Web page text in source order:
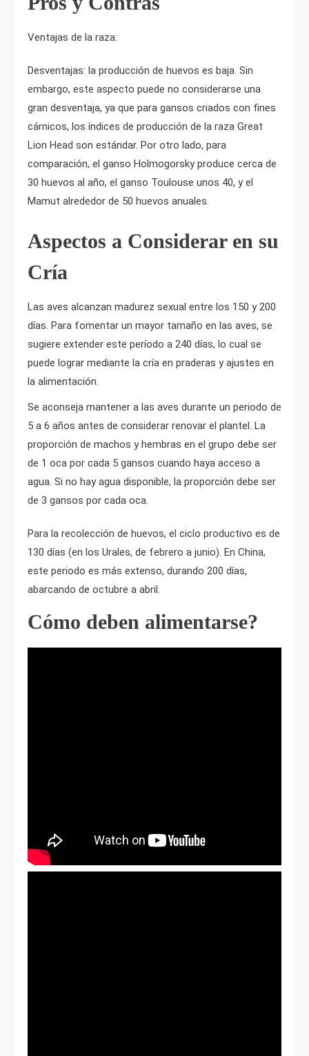
Ventajas de la raza:
Desventajas: la producción de huevos es baja. Sin
embargo, este aspecto puede no considerarse una
gran desventaja, ya que para gansos criados con fines
cárnicos, los índices de producción de la raza Great
Lion Head son estándar. Por otro lado, para
comparación, el ganso Holmogorsky produce cerca de
30 huevos al año, el ganso Toulouse unos 40, y el
Mamut alrededor de 50 huevos anuales.
Aspectos a Considerar en su
Cría
Las aves alcanzan madurez sexual entre los 150 y 200
días. Para fomentar un mayor tamaño en las aves, se
sugiere extender este período a 240 días, lo cual se
puede lograr mediante la cría en praderas y ajustes en
la alimentación.
Se aconseja mantener a las aves durante un periodo de
5 a 6 años antes de considerar renovar el plantel. La
proporción de machos y hembras en el grupo debe ser
de 1 oca por cada 5 gansos cuando haya acceso a
agua. Si no hay agua disponible, la proporción debe ser
de 3 gansos por cada oca.
Para la recolección de huevos, el ciclo productivo es de
130 días (en los Urales, de febrero a junio). En China,
este periodo es más extenso, durando 200 días,
abarcando de octubre a abril.
Cómo deben alimentarse?